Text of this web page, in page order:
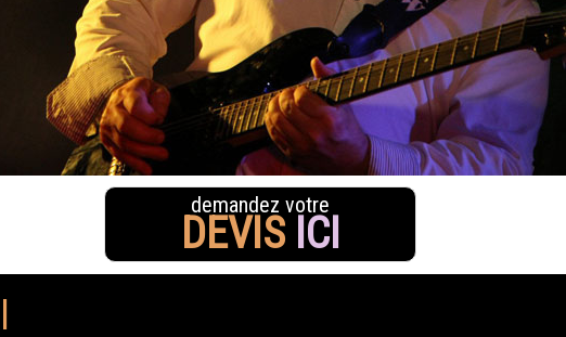
demandez votre
DEVIS ICI